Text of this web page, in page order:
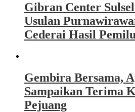
Gibran Center
Usulan
Cederai Hasil
Gembira Bersama,
Sampaikan Terima
Pejuang